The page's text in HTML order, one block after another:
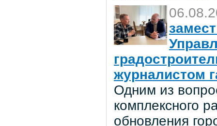
журналистом
Одним из
комплексного
обновления